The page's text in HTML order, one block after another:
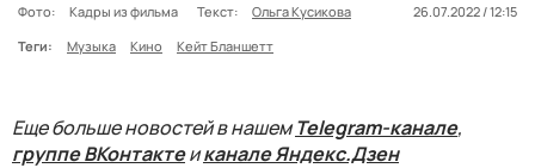
Фото: Кадры из фильма Текст: Ольга Кусикова
26.07.2022 / 12:15
Теги:
Музыка Кино Кейт Бланшетт
Еще больше новостей в нашемTelegram-канале,
группе ВКонтактеиканале Яндекс.Дзен